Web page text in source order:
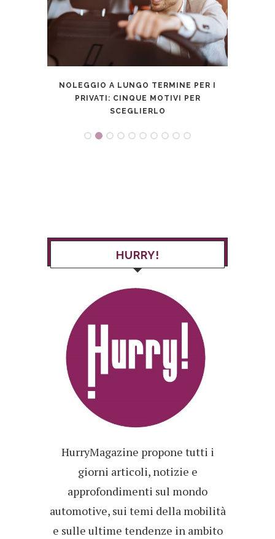
NOLEGGIO A LUNGO TERMINE PER I
PRIVATI: CINQUE MOTIVI PER
SCEGLIERLO
HURRY!
HurryMagazine propone tutti i
giorni articoli, notizie e
approfondimenti sul mondo
automotive, sui temi della mobilità
e sulle ultime tendenze in ambito